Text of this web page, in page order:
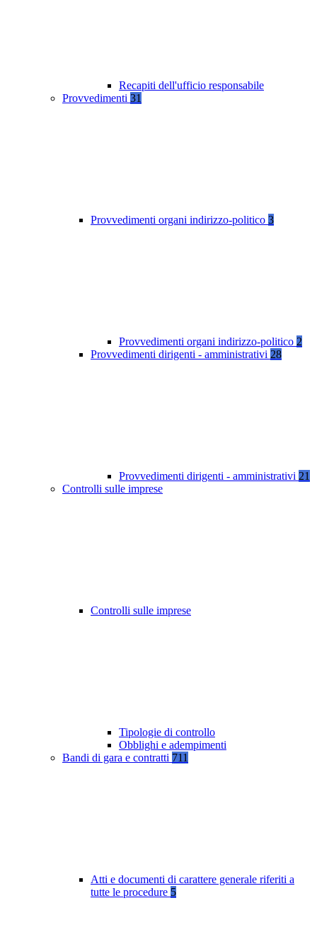
Recapiti dell'ufficio responsabile
Provvedimenti 31
Provvedimenti organi indirizzo-politico 3
Provvedimenti organi indirizzo-politico 2
Provvedimenti dirigenti - amministrativi 28
Provvedimenti dirigenti - amministrativi 21
Controlli sulle imprese
Controlli sulle imprese
Tipologie di controllo
Obblighi e adempimenti
Bandi di gara e contratti 711
Atti e documenti di carattere generale riferiti a
tutte le procedure 5